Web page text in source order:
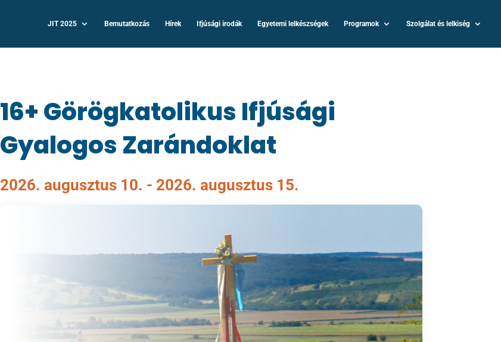
JIT 2025 Bemutatkozás Hírek Ifjúsági irodák Egyetemi lelkészségek Programok Szolgálat és lelkiség
16+ Görögkatolikus Ifjúsági
Gyalogos Zarándoklat
2026. augusztus 10. - 2026. augusztus 15.